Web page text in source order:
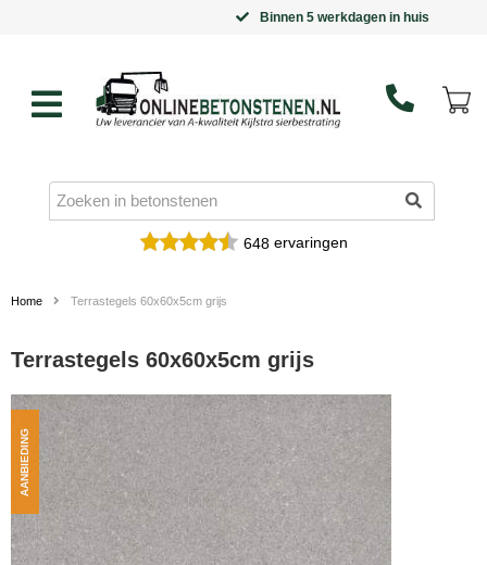
Binnen 5 werkdagen in huis
648ervaringen
Home Terrastegels 60x60x5cm grijs
Terrastegels 60x60x5cm grijs
AANBIEDING